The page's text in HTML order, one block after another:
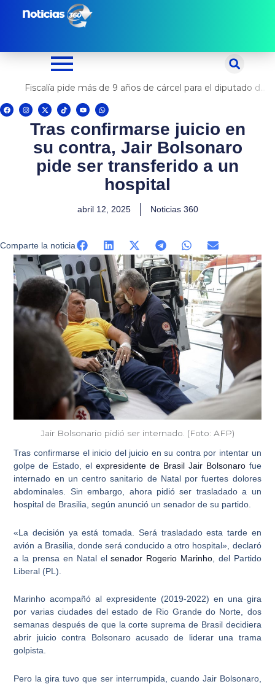
Fiscalía pide más de 9 años de cárcel para el diputado de oposición Harvey Colchado
F
a
c
I
n
s
X
-
t
w
t
e
T
i
k
t
o
Y
o
u
t
u
e
W
h
a
t
p
p
Tras confirmarse juicio en
su contra, Jair Bolsonaro
pide ser transferido a un
hospital
abril 12, 2025 Noticias 360
Comparte la noticia
Jair Bolsonario pidió ser internado. (Foto: AFP)
Tras confirmarse el inicio del juicio en su contra por intentar un
golpe de Estado, elexpresidente de Brasil Jair Bolsonarofue
internado en un centro sanitario de Natal por fuertes dolores
abdominales. Sin embargo, ahora pidió ser trasladado a un
hospital de Brasilia, según anunció un senador de su partido.
«La decisión ya está tomada. Será trasladado esta tarde en
avión a Brasilia, donde será conducido a otro hospital», declaró
a la prensa en Natal elsenador Rogerio Marinho, del Partido
Liberal (PL).
Marinho acompañó al expresidente (2019-2022) en una gira
por varias ciudades del estado de Rio Grande do Norte, dos
semanas después de que la corte suprema de Brasil decidiera
abrir juicio contra Bolsonaro acusado de liderar una trama
golpista
Pero la gira tuvo que ser interrumpida, cuando Jair Bolsonaro,